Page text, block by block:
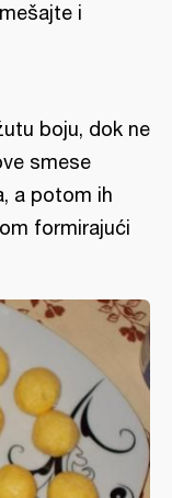
i
boju, dok ne
smese
a potom ih
formirajući